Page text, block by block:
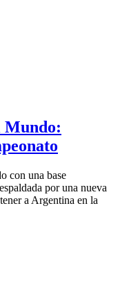
Mundo:
con una base
por una nueva
a Argentina en la